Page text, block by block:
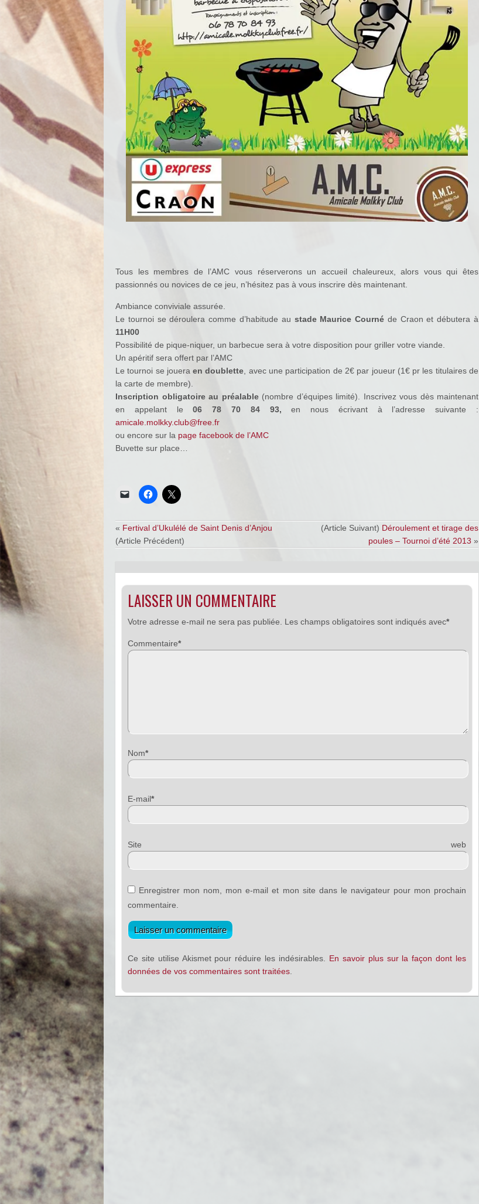
Tous les membres de l’AMC vous réserverons un accueil chaleureux, alors vous qui êtes
passionnés ou novices de ce jeu, n’hésitez pas à vous inscrire dès maintenant.
Ambiance conviviale assurée.
Le tournoi se déroulera comme d’habitude au stade Maurice Courné de Craon et débutera à
11H00
Possibilité de pique-niquer, un barbecue sera à votre disposition pour griller votre viande.
Un apéritif sera offert par l’AMC
Le tournoi se jouera en doublette , avec une participation de 2€ par joueur (1€ pr les titulaires de
la carte de membre).
Inscription obligatoire au préalable(nombre d’équipes limité). Inscrivez vous dès maintenant
en appelant le 06 78 70 84 93, en nous écrivant à l’adresse suivante :
amicale.molkky.club@free.fr
ou encore sur la page facebook de l’AMC
Buvette sur place…
« Fertival d’Ukulélé de Saint Denis d’Anjou
(Article Précédent)
(Article Suivant) Déroulement et tirage des
poules – Tournoi d’été 2013 »
LAISSER UN COMMENTAIRE
Votre adresse e-mail ne sera pas publiée. Les champs obligatoires sont indiqués avec*
Commentaire*
Nom*
E-mail*
Site web
Enregistrer mon nom, mon e-mail et mon site dans le navigateur pour mon prochain
commentaire.
Ce site utilise Akismet pour réduire les indésirables. En savoir plus sur la façon dont les
données de vos commentaires sont traitées